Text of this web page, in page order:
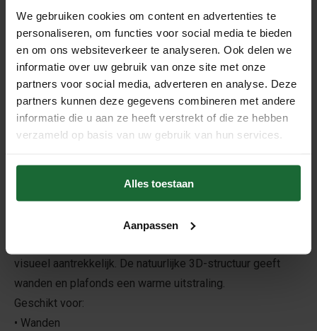
We gebruiken cookies om content en advertenties te
personaliseren, om functies voor social media te bieden
en om ons websiteverkeer te analyseren. Ook delen we
informatie over uw gebruik van onze site met onze
partners voor social media, adverteren en analyse. Deze
partners kunnen deze gegevens combineren met andere
informatie die u aan ze heeft verstrekt of die ze hebben
verzameld op basis van uw gebruik van hun services.
Alles toestaan
Aanpassen
Geschikt voor
✓ Kantoren – betere concentratie en minder ruis
✓ Muziekstudio’s – verbeterde opnames en
geluidskwaliteit
✓ Woonkamers – meer rust en comfort
✓ Horeca – minder galm en prettige gesprekken
De Acousticork kurkrollen zijndirect uit voorraad
Toepassing en installatie
visueel aantrekkelijk. De natuurlijke 3D-structuur geeft
wanden en plafonds een warme uitstraling.
Geschikt voor:
• Wanden